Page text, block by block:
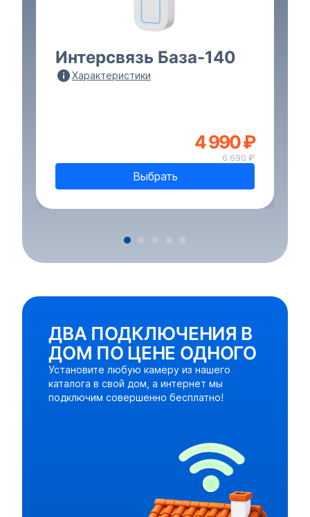
Интерсвязь База-140
Характеристики
4 990 ₽
6 690 ₽
Выбрать
ДВА ПОДКЛЮЧЕНИЯ В
ДОМ ПО ЦЕНЕ ОДНОГО
Установите любую камеру из нашего
каталога в свой дом, а интернет мы
подключим совершенно бесплатно!